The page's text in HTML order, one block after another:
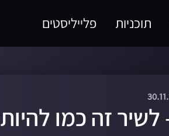
תוכניות פלייליסטים
זה כמו להיות